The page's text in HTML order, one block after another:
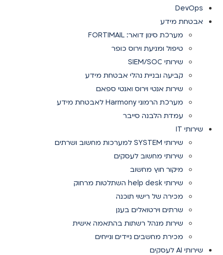
DevOps
אבטחת מידע
מערכת סינון דואר: FORTIMAIL
טיפול ומניעת וירוס כופר
שירותי SIEM/SOC
קביעה ובניית נהלי אבטחת מידע
שירות אנטי וירוס ואנטי ספאם
מערכת הרמוני Harmony לאבטחת מידע
עמדת הלבנה סייבר
שירותי IT
שירותי SYSTEM למערכות מחשוב ושרתים
שירותי מחשוב לעסקים
מיקור חוץ מחשוב
שירותי help desk השתלטות מרחוק
מכירה של רישוי תוכנה
שרתים וירטואלים בענן
שירות מנהל רשתות בהתאמה אישית
מכירת מחשבים ניידים ונייחים
שירותי AI לעסקים